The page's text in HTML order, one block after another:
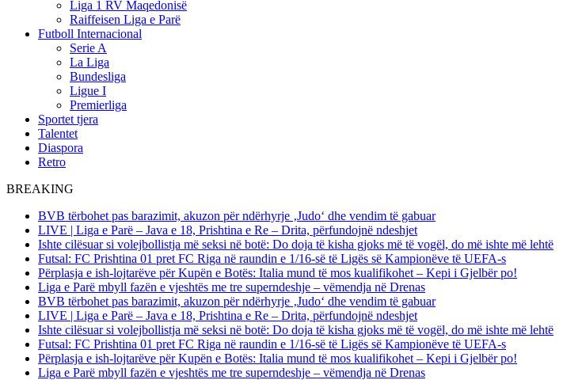
Liga 1 RV Maqedonisë
Raiffeisen Liga e Parë
Futboll Internacional
Serie A
La Liga
Bundesliga
Ligue I
Premierliga
Sportet tjera
Talentet
Diaspora
Retro
BREAKING
BVB tërbohet pas barazimit, akuzon për ndërhyrje ‚Judo‘ dhe vendim të gabuar
LIVE | Liga e Parë – Java e 18, Prishtina e Re – Drita, përfundojnë ndeshjet
Ishte cilësuar si volejbollistja më seksi në botë: Do doja të kisha gjoks më të vogël, do më ishte më lehtë
Futsal: FC Prishtina 01 pret FC Riga në raundin e 1/16-së të Ligës së Kampionëve të UEFA-s
Përplasja e ish-lojtarëve për Kupën e Botës: Italia mund të mos kualifikohet – Kepi i Gjelbër po!
Liga e Parë mbyll fazën e vjeshtës me tre superndeshje – vëmendja në Drenas
BVB tërbohet pas barazimit, akuzon për ndërhyrje ‚Judo‘ dhe vendim të gabuar
LIVE | Liga e Parë – Java e 18, Prishtina e Re – Drita, përfundojnë ndeshjet
Ishte cilësuar si volejbollistja më seksi në botë: Do doja të kisha gjoks më të vogël, do më ishte më lehtë
Futsal: FC Prishtina 01 pret FC Riga në raundin e 1/16-së të Ligës së Kampionëve të UEFA-s
Përplasja e ish-lojtarëve për Kupën e Botës: Italia mund të mos kualifikohet – Kepi i Gjelbër po!
Liga e Parë mbyll fazën e vjeshtës me tre superndeshje – vëmendja në Drenas